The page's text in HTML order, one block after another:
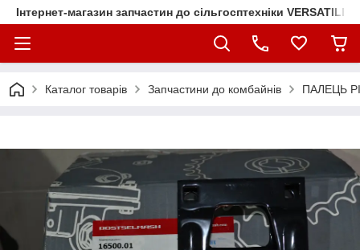
Інтернет-магазин запчастин до сільгосптехніки VERSATILE
Каталог товарів Запчастини до комбайнів ПАЛЕЦЬ